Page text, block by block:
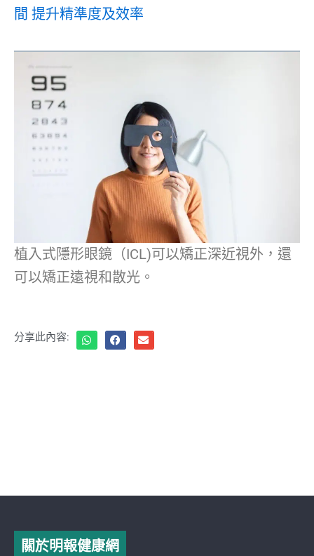
間 提升精準度及效率
植入式隱形眼鏡（ICL)可以矯正深近視外，還
可以矯正遠視和散光。
分享此內容:
關於明報健康網